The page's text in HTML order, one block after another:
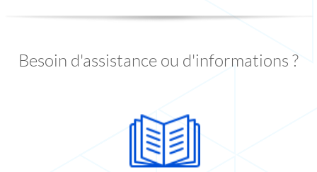
Besoin d'assistance ou d'informations ?